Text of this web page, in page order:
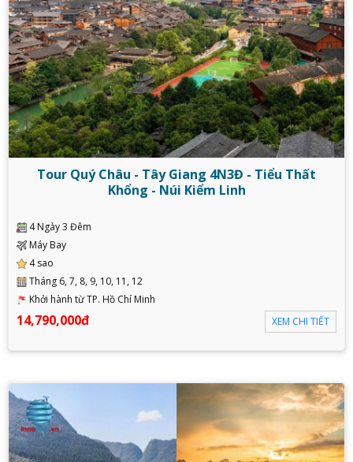
Tour Quý Châu - Tây Giang 4N3Đ - Tiểu Thất
Khổng - Núi Kiểm Linh
4 Ngày 3 Đêm
Máy Bay
4 sao
Tháng 6, 7, 8, 9, 10, 11, 12
Khởi hành từ TP. Hồ Chí Minh
14,790,000đ XEM CHI TIẾT